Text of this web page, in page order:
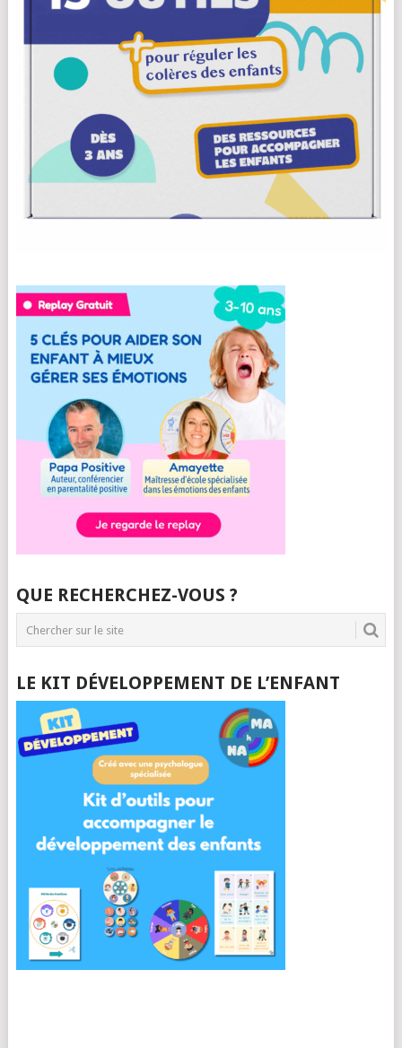
QUE RECHERCHEZ-VOUS ?
LE KIT DÉVELOPPEMENT DE L’ENFANT